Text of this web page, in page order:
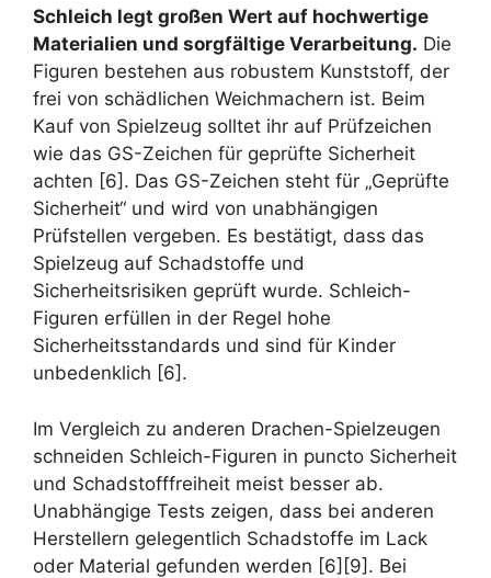
Schleich legt großen Wert auf hochwertige
Materialien und sorgfältige Verarbeitung. Die
Figuren bestehen aus robustem Kunststoff, der
frei von schädlichen Weichmachern ist. Beim
Kauf von Spielzeug solltet ihr auf Prüfzeichen
wie das GS-Zeichen für geprüfte Sicherheit
achten [6]. Das GS-Zeichen steht für „Geprüfte
Sicherheit“ und wird von unabhängigen
Prüfstellen vergeben. Es bestätigt, dass das
Spielzeug auf Schadstoffe und
Sicherheitsrisiken geprüft wurde. Schleich-
Figuren erfüllen in der Regel hohe
Sicherheitsstandards und sind für Kinder
unbedenklich [6].
Im Vergleich zu anderen Drachen-Spielzeugen
schneiden Schleich-Figuren in puncto Sicherheit
und Schadstofffreiheit meist besser ab.
Unabhängige Tests zeigen, dass bei anderen
Herstellern gelegentlich Schadstoffe im Lack
oder Material gefunden werden [6][9]. Bei